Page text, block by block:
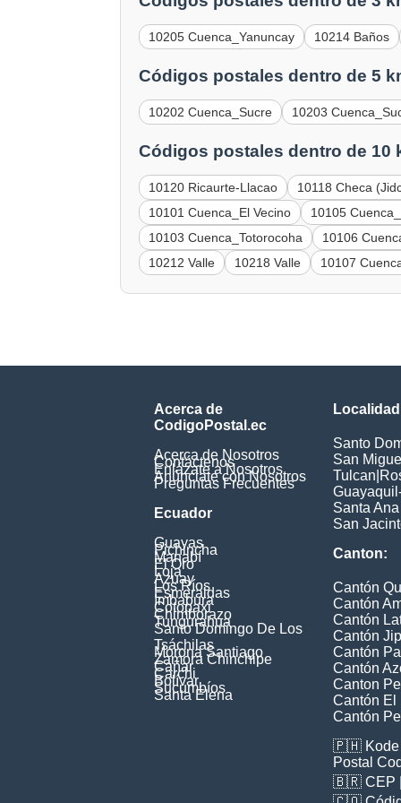
10205 Cuenca_Yanuncay 10214 Baños
Códigos postales dentro de 5
10202 Cuenca_Sucre 10203
Códigos postales dentro de 10
10120 Ricaurte-Llacao
10118 Checa
10101 Cuenca_El Vecino
10105
10103 Cuenca_Totorocoha
10106
10212 Valle
10218 Valle 10107
Acerca de
CodigoPostal.ec
Acerca de Nosotros
Contáctenos
Enlázate a Nosotros
Anúnciate con Nosotros
Preguntas Frecuentes
Ecuador
Guayas
Pichincha
Manabí
El Oro
Loja
Azuay
Los Ríos
Esmeraldas
Imbabura
Cotopaxi
Chimborazo
Tungurahua
Santo Domingo De Los
Tsáchilas
Morona Santiago
Zamora Chinchipe
Cañar
Carchi
Bolívar
Sucumbíos
Santa Elena
Santo
San
Tulcan
Santa
San
Canton:
Cantón
Cantón
Cantón
Cantón
Cantón
Cantón
Canton
Cantón El
Cantón
🇵🇭
Postal
🇧🇷 CEP